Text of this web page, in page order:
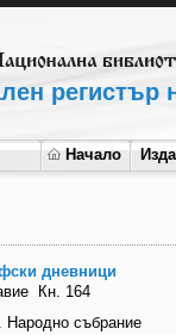
регистър
Начало
дневници
Кн. 164
Народно събрание